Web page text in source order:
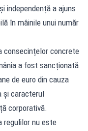
independență a ajuns
în mâinile unui număr
consecințelor concrete
a fost sancționată
de euro din cauza
și caracterul
corporativă.
regulilor nu este